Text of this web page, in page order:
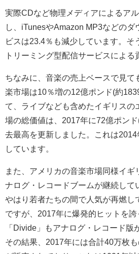
実際CDなど物理メディアによるア
し、iTunesやAmazon MP3などのダ
ビスは23.4％も減少しています。そ
トリーミング型配信サービスによる
ちなみに、音楽の売上ベースで見て
楽市場は10％増の12億ポンド(約
て、ライブなども含めたイギリスの
場の総価値は、2017年に72億ポン
去最高を更新しました。これは
しています。
また、アメリカの音楽市場同様イギ
ナログ・レコードブームが継続して
やはり若者たちの間で人気が再燃し
ですが、2017年に爆発的ヒットを
「Divide」もアナログ・レコード版
その結果、2017年には合計40万枚